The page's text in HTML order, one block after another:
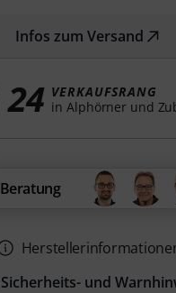
Infos zum Versand
24 VERKAUFSRANG
in Alphörner und
Beratung
Sicherheits- und